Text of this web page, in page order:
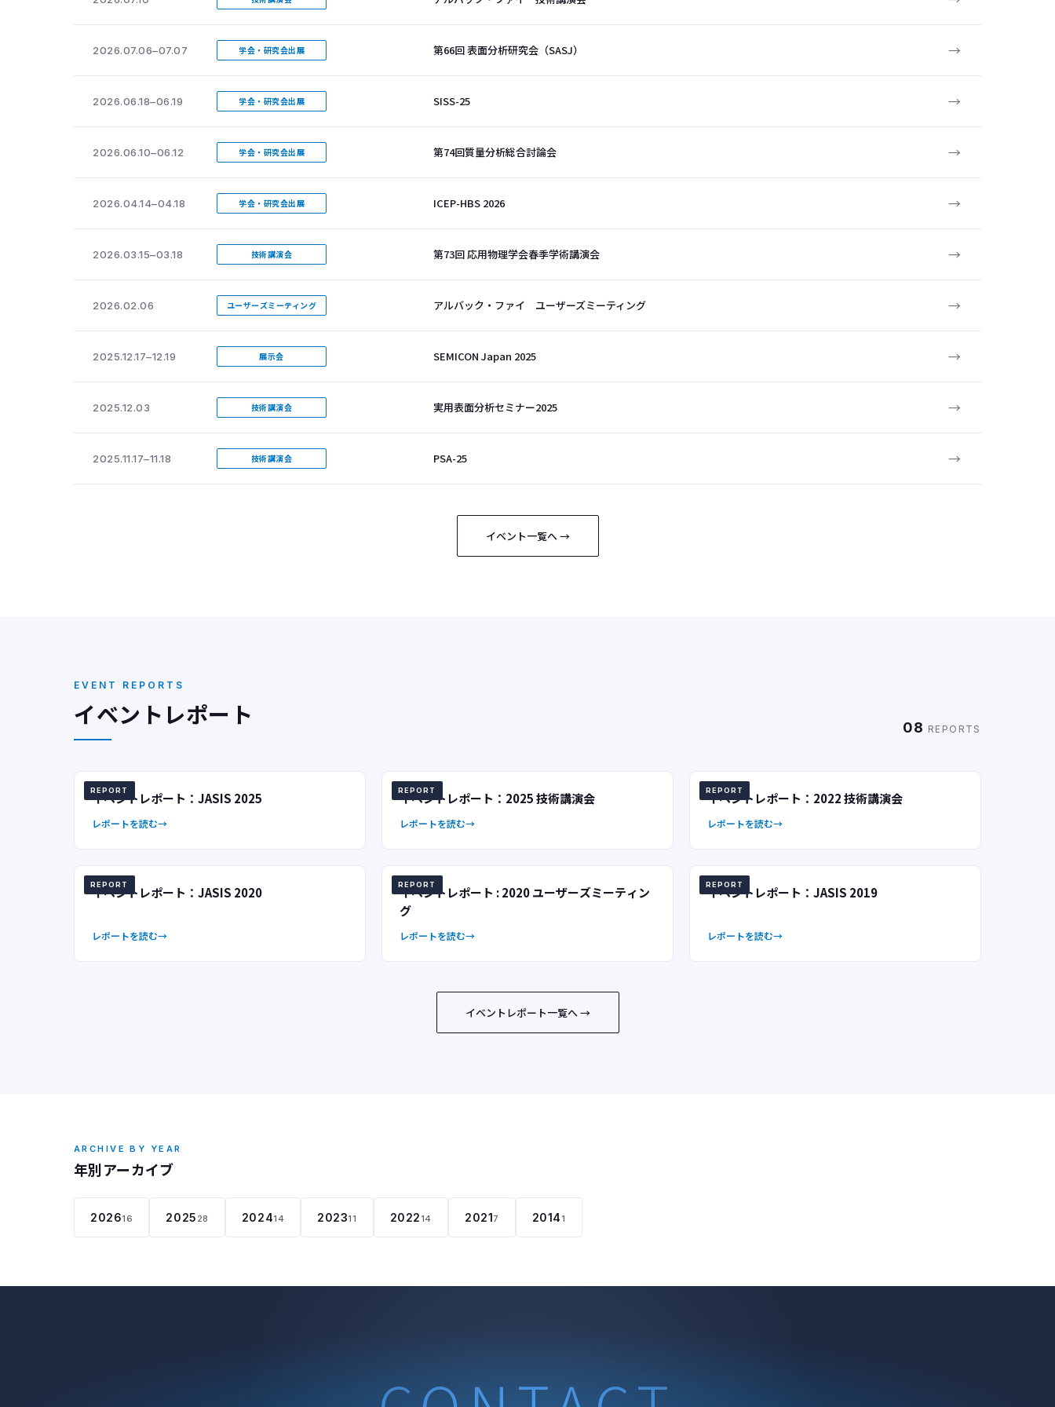
2026.07.06–07.07 学会・研究会出展 第66回 表面分析研究会（SASJ） →
2026.06.18–06.19 学会・研究会出展 SISS-25 →
2026.06.10–06.12 学会・研究会出展 第74回質量分析総合討論会 →
2026.04.14–04.18 学会・研究会出展 ICEP-HBS 2026 →
2026.03.15–03.18 技術講演会 第73回 応用物理学会春季学術講演会 →
2026.02.06 ユーザーズミーティング アルバック・ファイ ユーザーズミーティング →
2025.12.17–12.19 展示会 SEMICON Japan 2025 →
2025.12.03 技術講演会 実用表面分析セミナー2025 →
2025.11.17–11.18 技術講演会 PSA-25 →
イベント一覧へ →
EVENT REPORTS
イベントレポート 08 REPORTS
REPORT
イベントレポート：JASIS 2025
レポートを読む
REPORT
イベントレポート：2025 技術講演会
レポートを読む
REPORT
イベントレポート：2022 技術講演会
レポートを読む
REPORT
イベントレポート：JASIS 2020
レポートを読む
REPORT
イベントレポート : 2020 ユーザーズミーティン
グ
レポートを読む
REPORT
イベントレポート：JASIS 2019
レポートを読む
イベントレポート一覧へ →
ARCHIVE BY YEAR
年別アーカイブ
202616 2025 28 202414 202311 202214 20217 20141